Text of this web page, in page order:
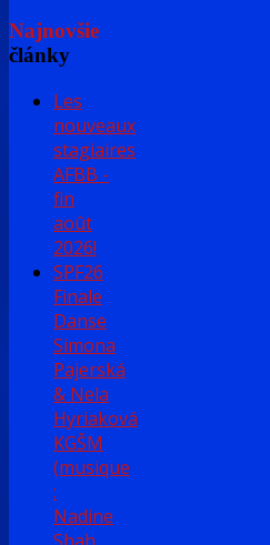
Najnovšie
články
Les
nouveaux
stagiaires
AFBB -
fin
août
2026!
SPF26
Finale
Danse
Simona
Pajerská
& Nela
Hyriaková
KGŠM
(musique
:
Nadine